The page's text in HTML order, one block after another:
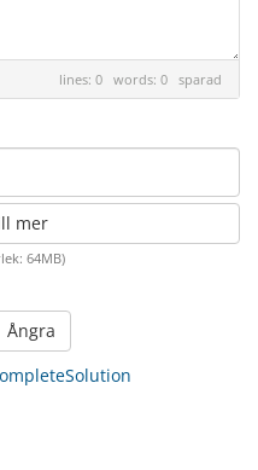
lines: 0 words: 0 sparad
mer
64MB)
Ångra